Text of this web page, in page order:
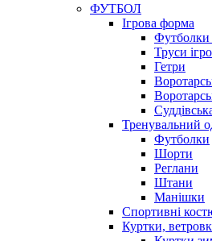
ФУТБОЛ
Ігрова форма
Футболки
Труси
Гетри
Тренувальний
Футболки
Шорти
Реглани
Штани
Манішки
Спортивні
Куртки,